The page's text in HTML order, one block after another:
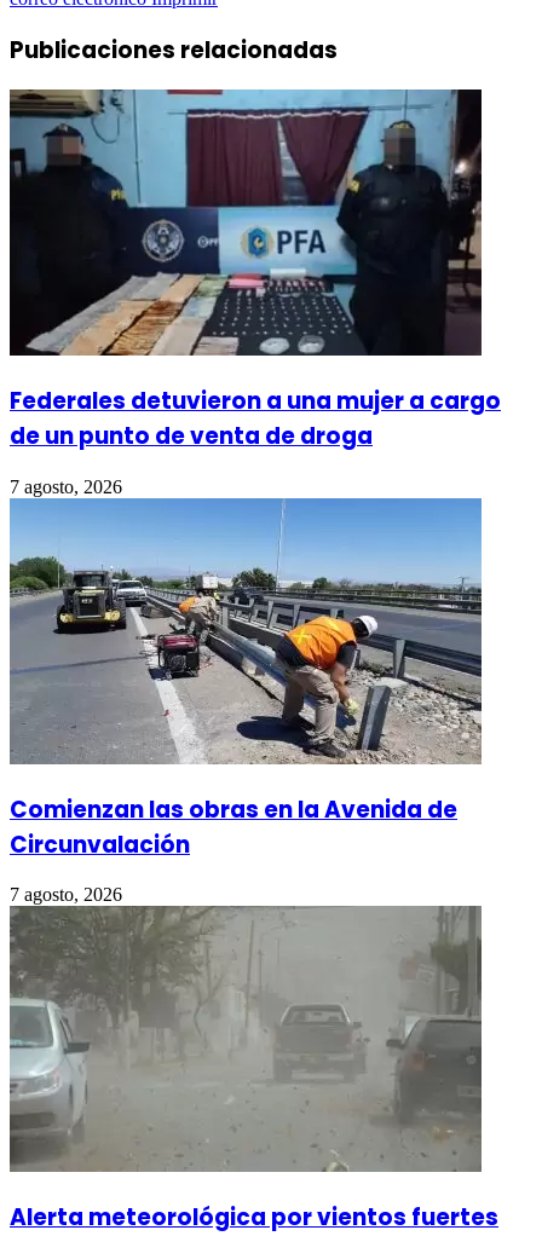
Publicaciones relacionadas
Federales detuvieron a una mujer a cargo
de un punto de venta de droga
7 agosto, 2026
Comienzan las obras en la Avenida de
Circunvalación
7 agosto, 2026
Alerta meteorológica por vientos fuertes